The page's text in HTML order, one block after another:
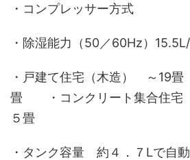
・コンプレッサー方式
・除湿能力（50／60Hz）
・戸建て住宅（木造） ～19
畳 ・コンクリート集合住宅
５畳
・タンク容量 約４．７Lで自